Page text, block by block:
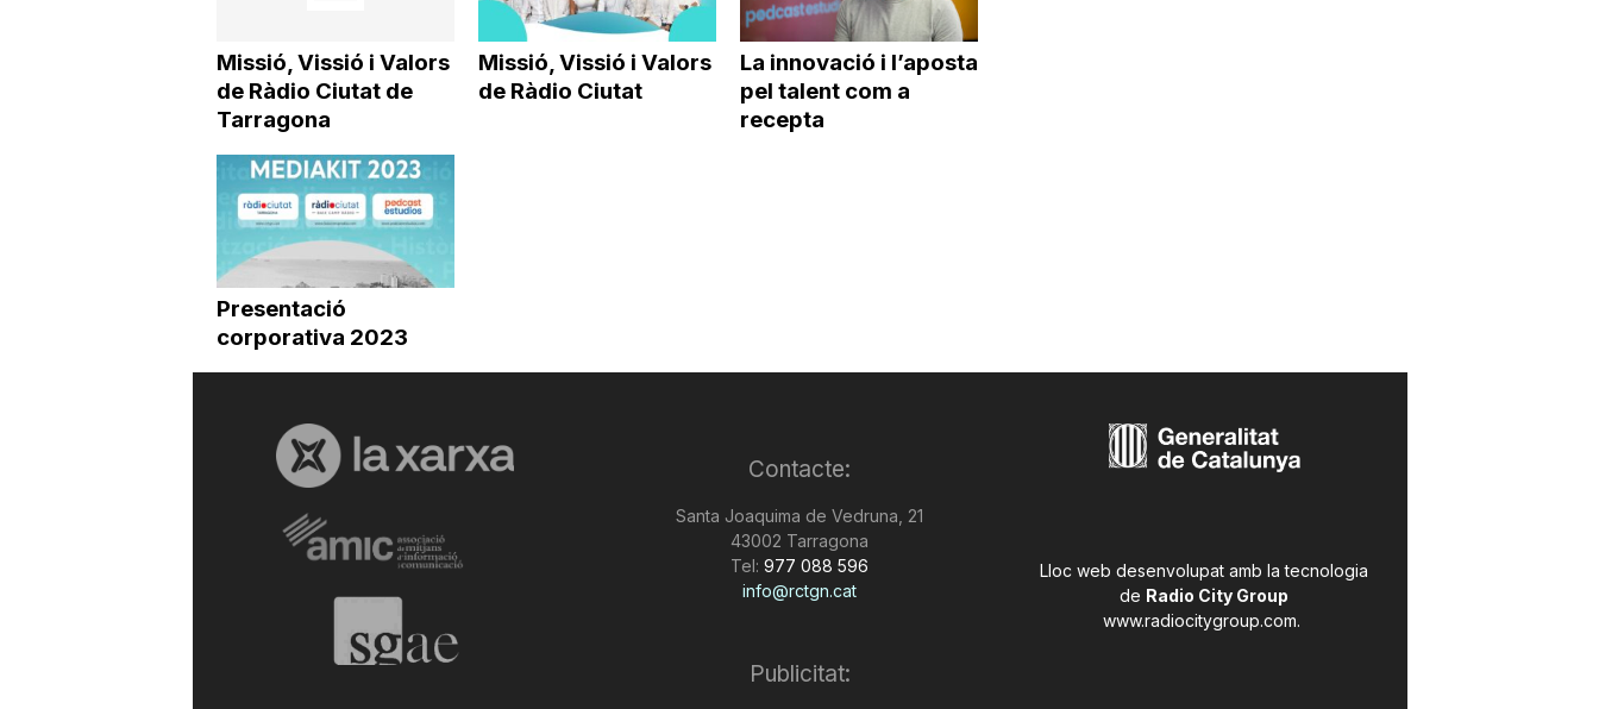
Missió, Vissió i Valors
de Ràdio Ciutat de
Tarragona
Missió, Vissió i Valors
de Ràdio Ciutat
La innovació i l’aposta
pel talent com a
recepta
Presentació
corporativa 2023
Contacte:
Santa Joaquima de Vedruna, 21
43002 Tarragona
Tel: 977 088 596
info@rctgn.cat
Publicitat:
Lloc web desenvolupat amb la tecnologia
de Radio City Group
www.radiocitygroup.com.